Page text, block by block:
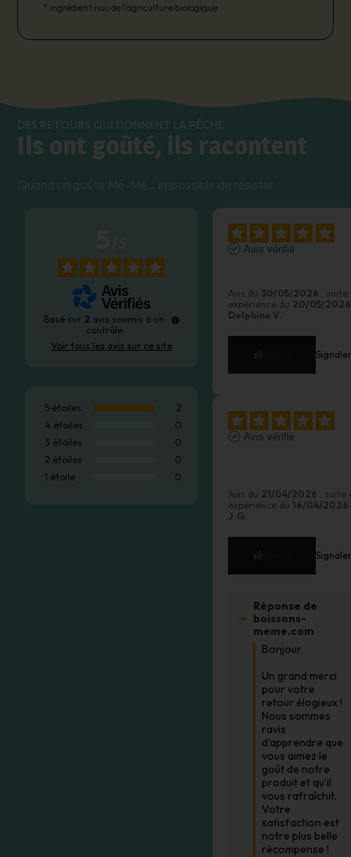
* ingrédient issu de l’agriculture biologique
DES RETOURS QUI DONNENT LA PÊCHE
Ils ont goûté, ils racontent
Quand on goûte Mé-Mé… impossible de résister.
Basé sur 2 avis soumis à un
contrôle
Voir tous les avis sur ce site
5 étoiles
2
4 étoiles
0
3 étoiles
0
2 étoiles
0
1 étoile 0
Avis vérifié
Avis du 30/05/2026
,
expérience du 20/05/2026
Delphine V.
Signaler
Avis vérifié
Avis du 21/04/2026
, suite
expérience du 16/04/2026
J.G.
Signaler
Réponse de
boissons-
meme.com
Bonjour,
Un grand merci
pour votre
retour élogieux !
Nous sommes
ravis
d'apprendre que
vous aimez le
goût de notre
produit et qu'il
vous rafraîchit.
Votre
satisfaction est
notre plus belle
récompense !